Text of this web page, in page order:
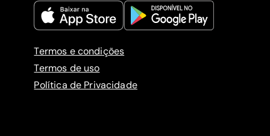
Termos e condições
Termos de uso
Política de Privacidade